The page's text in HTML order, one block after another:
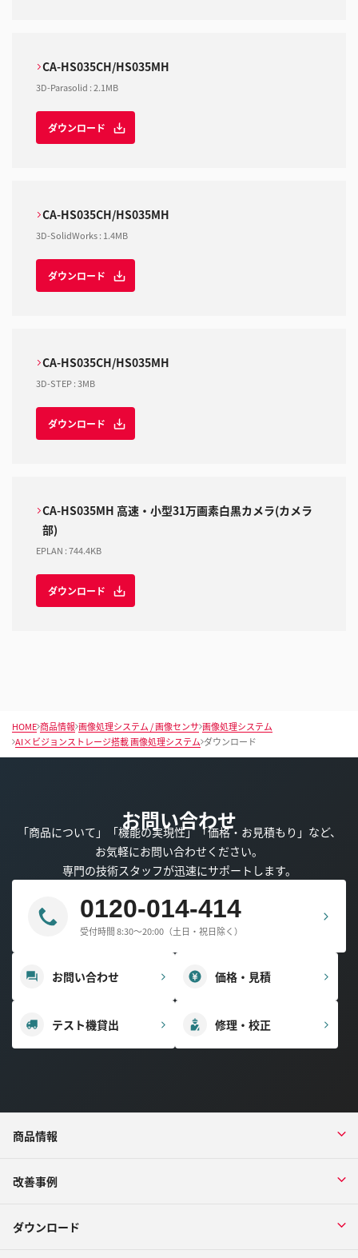
CA-HS035CH/HS035MH
3D-Parasolid :2.1MB
ダウンロード
CA-HS035CH/HS035MH
3D-SolidWorks: 1.4MB
ダウンロード
CA-HS035CH/HS035MH
3D-STEP:3MB
ダウンロード
CA-HS035MH 高速・小型31万画素白黒カメラ(カメラ
部)
EPLAN :744.4KB
ダウンロード
HOME 商品情報 画像処理システム / 画像センサ 画像処理システム
AI×ビジョンストレージ搭載 画像処理システム ダウンロード
お問い合わせ
「商品について」「機能の実現性」「価格・お見積もり」など、
お気軽にお問い合わせください。
専門の技術スタッフが迅速にサポートします。
0120-014-414
受付時間 8:30～20:00（土日・祝日除く）
お問い合わせ 価格・見積
テスト機貸出 修理・校正
商品情報
改善事例
ダウンロード